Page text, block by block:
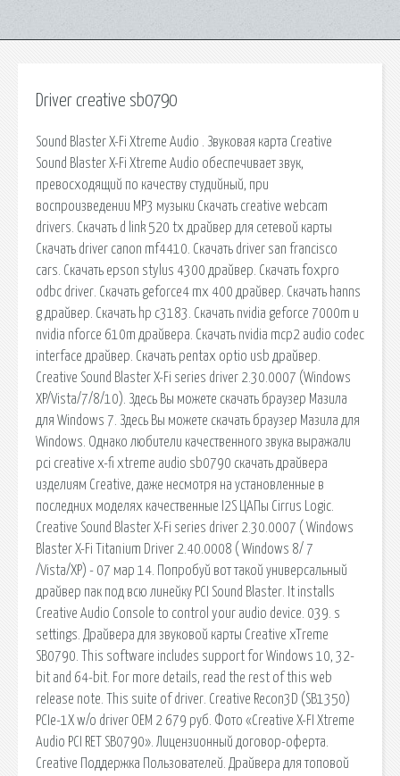
Driver creative sb0790
Sound Blaster X-Fi Xtreme Audio . Звуковая карта Creative
Sound Blaster X-Fi Xtreme Audio обеспечивает звук,
превосходящий по качеству студийный, при
воспроизведении MP3 музыки Скачать creative webcam
drivers. Скачать d link 520 tx драйвер для сетевой карты
Скачать driver canon mf4410. Скачать driver san francisco
cars. Скачать epson stylus 4300 драйвер. Скачать foxpro
odbc driver. Скачать geforce4 mx 400 драйвер. Скачать hanns
g драйвер. Скачать hp c3183. Скачать nvidia geforce 7000m и
nvidia nforce 610m драйвера. Скачать nvidia mcp2 audio codec
interface драйвер. Скачать pentax optio usb драйвер.
Creative Sound Blaster X-Fi series driver 2.30.0007 (Windows
XP/Vista/7/8/10). Здесь Вы можете скачать браузер Мазила
для Windows 7. Здесь Вы можете скачать браузер Мазила для
Windows. Однако любители качественного звука выражали
pci creative x-fi xtreme audio sb0790 скачать драйвера
изделиям Creative, даже несмотря на установленные в
последних моделях качественные I2S ЦАПы Cirrus Logic.
Creative Sound Blaster X-Fi series driver 2.30.0007 ( Windows
Blaster X-Fi Titanium Driver 2.40.0008 ( Windows 8/ 7
/Vista/XP) - 07 мар 14. Попробуй вот такой универсальный
драйвер пак под всю линейку PCI Sound Blaster. It installs
Creative Audio Console to control your audio device. 039. s
settings. Драйвера для звуковой карты Creative xTreme
SB0790. This software includes support for Windows 10, 32-
bit and 64-bit. For more details, read the rest of this web
release note. This suite of driver. Creative Recon3D (SB1350)
PCIe-1X w/o driver OEM 2 679 руб. Фото «Creative X-FI Xtreme
Audio PCI RET SB0790». Лицензионный договор-оферта.
Creative Поддержка Пользователей. Драйвера для топовой